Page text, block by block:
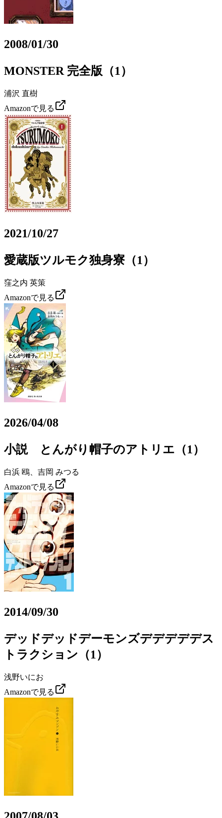
2008/01/30
MONSTER 完全版（1）
浦沢 直樹
Amazonで見る
2021/10/27
愛蔵版ツルモク独身寮（1）
窪之内 英策
Amazonで見る
2026/04/08
小説 とんがり帽子のアトリエ（1）
白浜 鴎、吉岡 みつる
Amazonで見る
2014/09/30
デッドデッドデーモンズデデデデデス
トラクション（1）
浅野いにお
Amazonで見る